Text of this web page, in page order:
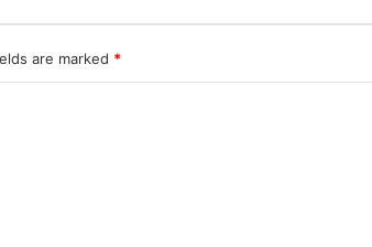
are marked *